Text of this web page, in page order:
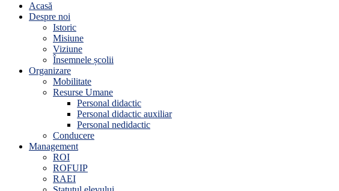
Acasă
Despre noi
Istoric
Misiune
Viziune
Însemnele școlii
Organizare
Mobilitate
Resurse Umane
Personal didactic
Personal didactic auxiliar
Personal nedidactic
Conducere
Management
ROI
ROFUIP
RAEI